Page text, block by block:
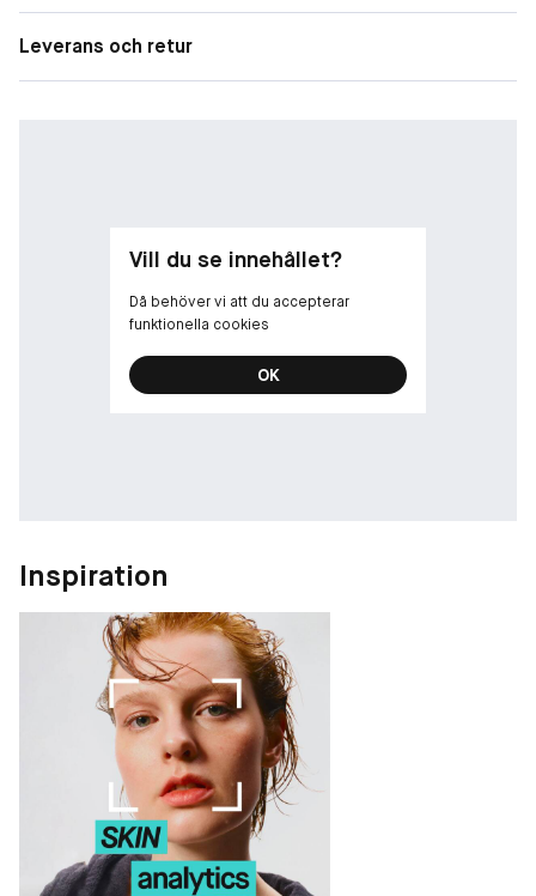
Leverans och retur
Vill du se innehållet?
Då behöver vi att du accepterar
funktionella cookies
OK
Inspiration